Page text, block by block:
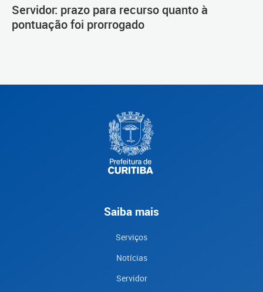
Servidor: prazo para recurso quanto à
pontuação foi prorrogado
Saiba mais
Serviços
Notícias
Servidor